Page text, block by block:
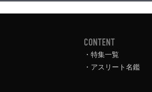
CONTENT
特集一覧
アスリート名鑑